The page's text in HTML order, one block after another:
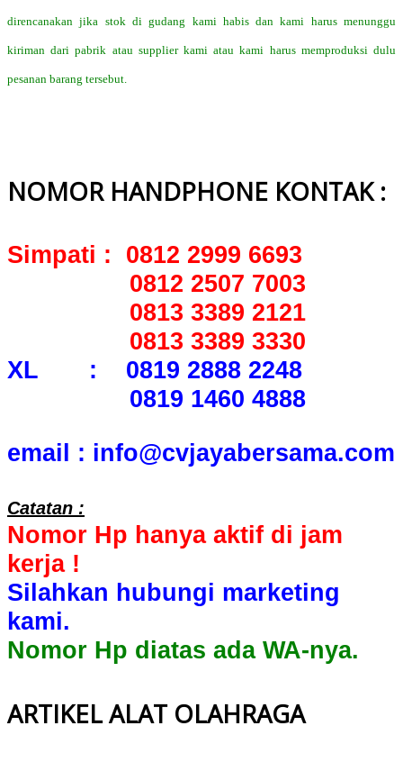
direncanakan jika stok di gudang kami habis dan kami harus menunggu
kiriman dari pabrik atau supplier kami atau kami harus memproduksi dulu
pesanan barang tersebut.
NOMOR HANDPHONE KONTAK :
Simpati : 0812 2999 6693
0812 2507 7003
0813 3389 2121
0813 3389 3330
XL : 0819 2888 2248
0819 1460 4888
email : info@cvjayabersama.com
Catatan :
Nomor Hp hanya aktif di jam
kerja !
Silahkan hubungi marketing
kami.
Nomor Hp diatas ada WA-nya.
ARTIKEL ALAT OLAHRAGA